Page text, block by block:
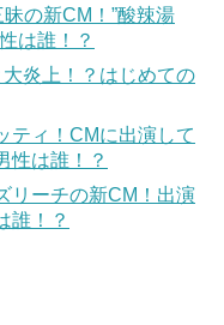
の新CM！”酸辣湯
は誰！？
炎上！？はじめての
ティ！CMに出演して
性は誰！？
リーチの新CM！出演
誰！？